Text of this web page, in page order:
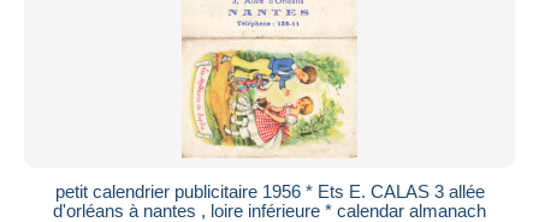
petit calendrier publicitaire 1956 * Ets E. CALAS 3 allée
d'orléans à nantes , loire inférieure * calendar almanach